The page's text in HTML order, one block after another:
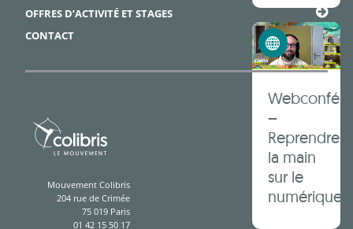
Numérique éthique
–
Reprendre
la main
sur le
numérique
Mouvement Colibris
204 rue de Crimée
75 019 Paris
01 42 15 50 17
OFFRES D’ACTIVITÉ ET STAGES
CONTACT